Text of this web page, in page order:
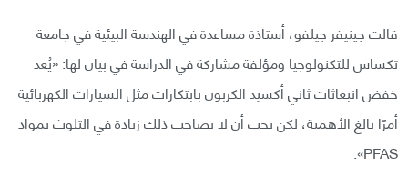
قالت جينيفر جيلفو، أستاذة مساعدة في الهندسة البيئية في جامعة
تكساس للتكنولوجيا ومؤلفة مشاركة في الدراسة في بيان لها: «يُعد
خفض انبعاثات ثاني أكسيد الكربون بابتكارات مثل السيارات الكهربائية
أمرًا بالغ الأهمية، لكن يجب أن لا يصاحب ذلك زيادة في التلوث بمواد
PFAS».